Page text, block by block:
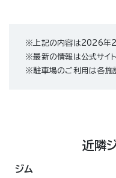
※上記の内容は2026年2
※最新の情報は公式サイ
※駐車場のご利用は各施
近隣
ジム